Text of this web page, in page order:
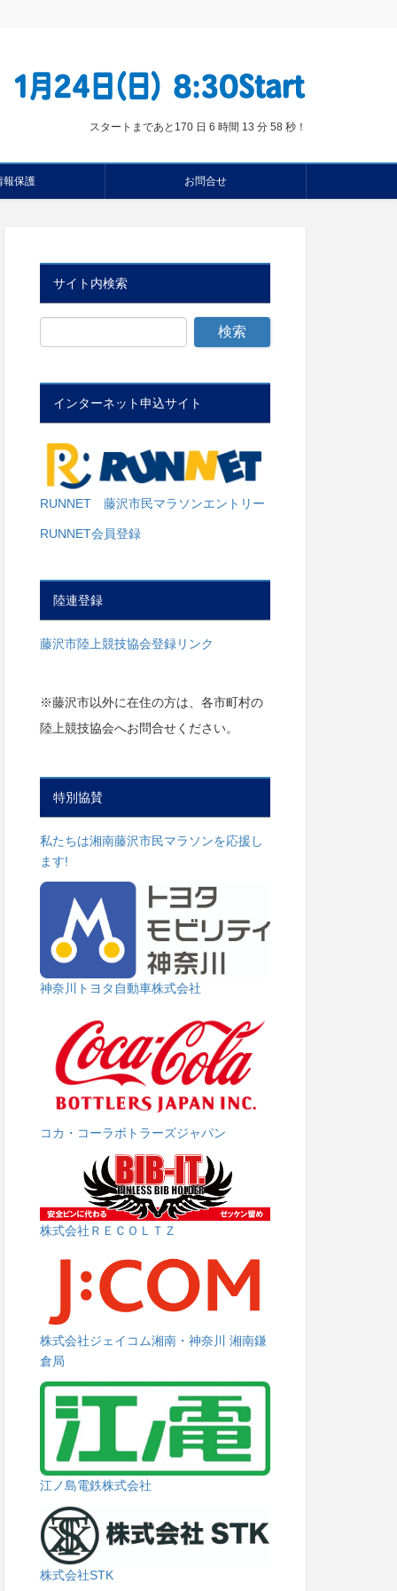
スタートまであと 170 日 6 時間 13 分 57 秒 ！
報保護 お問合せ
サイト内検索
インターネット申込サイト
RUNNET 藤沢市民マラソンエントリー
RUNNET会員登録
陸連登録
藤沢市陸上競技協会登録リンク
※藤沢市以外に在住の方は、各市町村の
陸上競技協会へお問合せください。
特別協賛
私たちは湘南藤沢市民マラソンを応援し
ます!
神奈川トヨタ自動車株式会社
コカ・コーラボトラーズジャパン
株式会社ＲＥＣＯＬＴＺ
株式会社ジェイコム湘南・神奈川 湘南鎌
倉局
江ノ島電鉄株式会社
株式会社STK